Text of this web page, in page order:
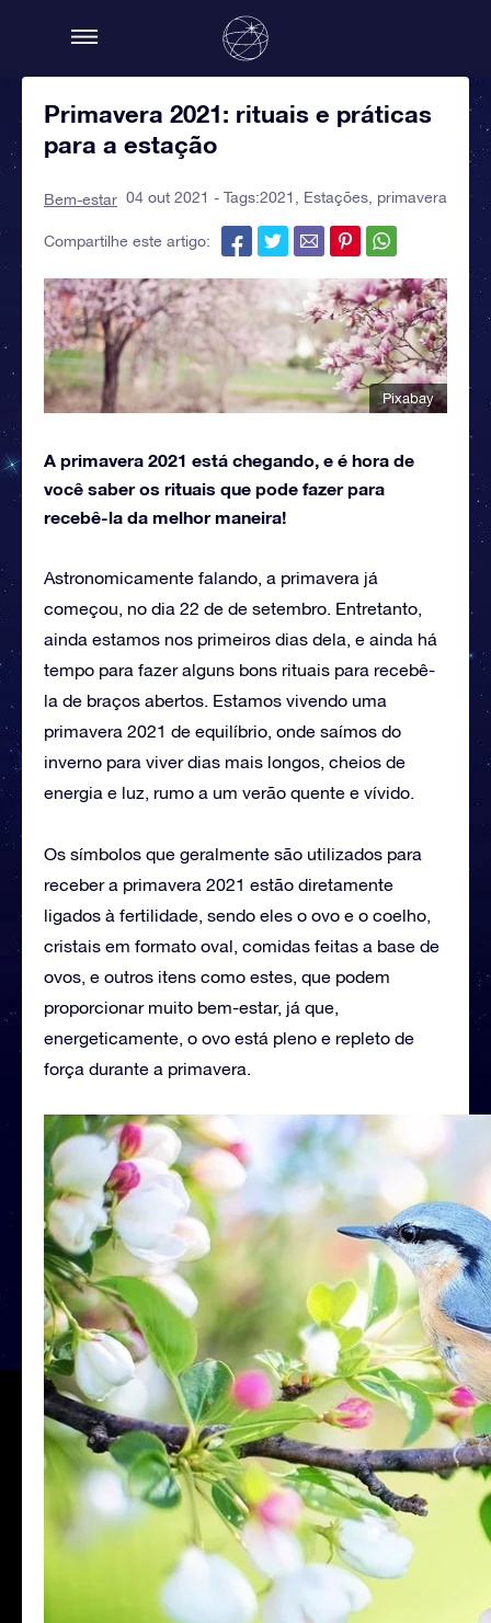
Primavera 2021: rituais e práticas
para a estação
Bem-estar 04 out 2021 - Tags:2021 Estações primavera
Compartilhe este artigo:
Pixabay
A primavera 2021 está chegando, e é hora de
você saber os rituais que pode fazer para
recebê-la da melhor maneira!
Astronomicamente falando, a primavera já
começou, no dia 22 de de setembro. Entretanto,
ainda estamos nos primeiros dias dela, e ainda há
tempo para fazer alguns bons rituais para recebê-
la de braços abertos. Estamos vivendo uma
primavera 2021 de equilíbrio, onde saímos do
inverno para viver dias mais longos, cheios de
energia e luz, rumo a um verão quente e vívido.
Os símbolos que geralmente são utilizados para
receber a primavera 2021 estão diretamente
ligados à fertilidade, sendo eles o ovo e o coelho,
cristais em formato oval, comidas feitas a base de
ovos, e outros itens como estes, que podem
proporcionar muito bem-estar, já que,
energeticamente, o ovo está pleno e repleto de
força durante a primavera.